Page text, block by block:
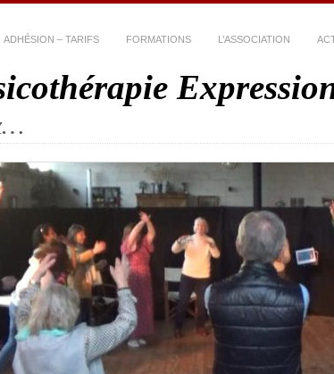
ADHÉSION – TARIFS FORMATIONS L’ASSOCIATION